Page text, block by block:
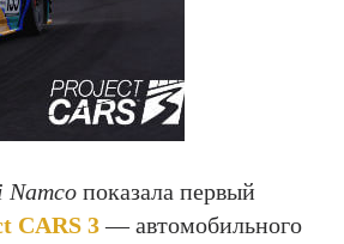
Namco показала первый
CARS 3— автомобильного